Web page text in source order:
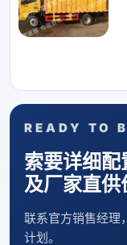
READY TO
索要详细配
及厂家直供
联系官方销售经理
计划。